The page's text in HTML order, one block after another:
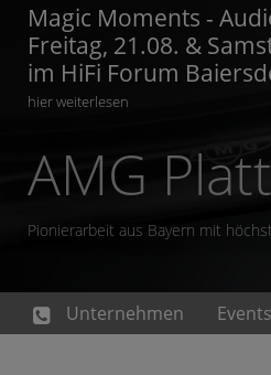
Magic Moments -
Freitag, 21.08. &
im HiFi Forum
hier weiterlesen
AMG
...das Einsteigermodell mit AMG-
Unternehmen Events